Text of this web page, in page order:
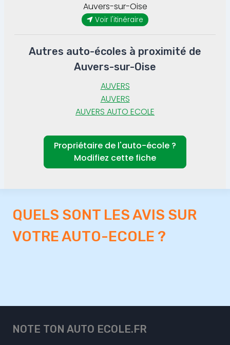
Auvers-sur-Oise
Voir l'itinéraire
Autres auto-écoles à proximité de
Auvers-sur-Oise
AUVERS
AUVERS
AUVERS AUTO ECOLE
Propriétaire de l'auto-école ?
Modifiez cette fiche
QUELS SONT LES AVIS SUR
VOTRE AUTO-ECOLE ?
NOTE TON AUTO ECOLE.FR